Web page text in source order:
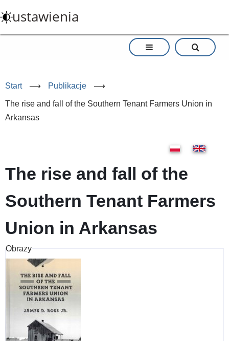
do
treści
ustawienia
Start ⟶ Publikacje ⟶
The rise and fall of the Southern Tenant Farmers Union in
Arkansas
The rise and fall of the
Southern Tenant Farmers
Union in Arkansas
Obrazy